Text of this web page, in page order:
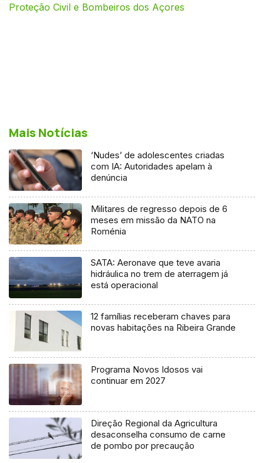
Proteção Civil e Bombeiros dos Açores
Mais Notícias
‘Nudes’ de adolescentes criadas
com IA: Autoridades apelam à
denúncia
Militares de regresso depois de 6
meses em missão da NATO na
Roménia
SATA: Aeronave que teve avaria
hidráulica no trem de aterragem já
está operacional
12 famílias receberam chaves para
novas habitações na Ribeira Grande
Programa Novos Idosos vai
continuar em 2027
Direção Regional da Agricultura
desaconselha consumo de carne
de pombo por precaução